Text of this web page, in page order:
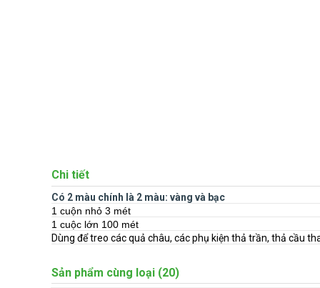
Chi tiết
Có 2 màu chính là 2 màu: vàng và bạc
1 cuộn nhỏ 3 mét
1 cuộc lớn 100 mét
Dùng để treo các quả châu, các phụ kiện thả trần, thả cầu
✨Đến với GIA ĐÌNH NHỎ quý khách hàng sẽ có:
Sản phẩm cùng loại (20)